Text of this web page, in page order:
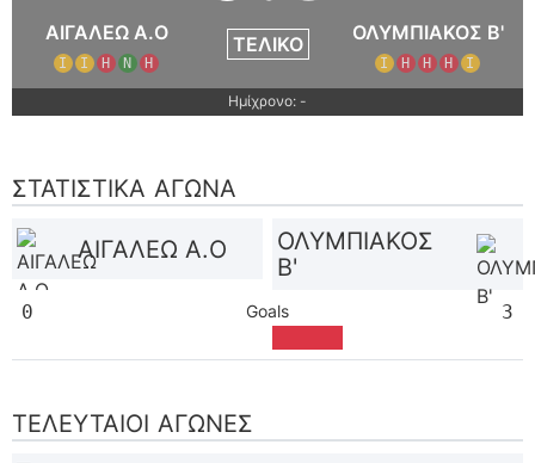
ΑΙΓΑΛΕΩ A.O
Ι Ι Η Ν Η
ΤΕΛΙΚΌ ΟΛΥΜΠΙΑΚΟΣ Β'
Ι Η Η Η Ι
Ημίχρονο: -
ΣΤΑΤΙΣΤΙΚΆ ΑΓΏΝΑ
ΑΙΓΑΛΕΩ A.O
ΟΛΥΜΠΙΑΚΟΣ
Β'
0 Goals 3
ΤΕΛΕΥΤΑΊΟΙ ΑΓΏΝΕΣ